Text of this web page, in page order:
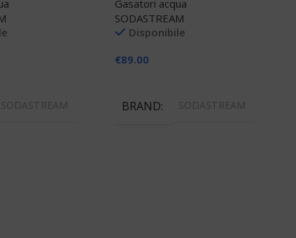
SODASTREAM
Gasatori acqua
SODASTREAM
Disponibile
€89.00
BRAND SODASTREAM